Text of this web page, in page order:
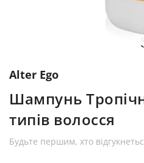
Alter Ego
Шампунь
типів волосся
Будьте першим, хто